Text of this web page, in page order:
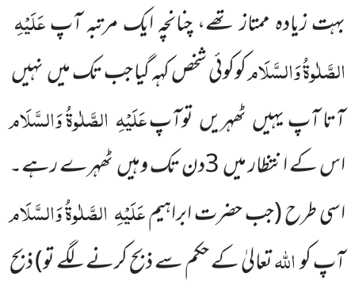
بہت زیادہ ممتاز تھے، چنانچہ ایک مرتبہ آپعَلَیْہِ
الصَّلٰوۃُ وَالسَّلَامکوکوئی شخص کہہ گیا جب تک میںنہیں
آتا آپ یہیںٹھہریںتوآپعَلَیْہِ الصَّلٰوۃُ وَالسَّلَام
اس کے انتظار میں3دن تک وہیںٹھہرے رہے۔
اسی طرح(جب حضرت ابراہیمعَلَیْہِ الصَّلٰوۃُ وَالسَّلَام
آپ کواللہتعالیٰ کے حکم سے ذبح کرنے لگے تو)ذبح